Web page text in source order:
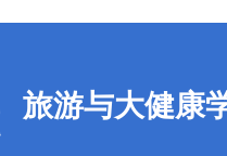
旅游与大健康